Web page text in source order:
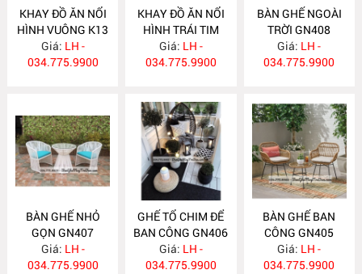
KHAY ĐỒ ĂN NỔI
HÌNH VUÔNG K13
Giá: LH -
034.775.9900
KHAY ĐỒ ĂN NỔI
HÌNH TRÁI TIM
K12
Giá: LH -
034.775.9900
BÀN GHẾ NGOÀI
TRỜI GN408
Giá: LH -
034.775.9900
BÀN GHẾ NHỎ
GỌN GN407
Giá: LH -
034.775.9900
GHẾ TỔ CHIM ĐỂ
BAN CÔNG GN406
Giá: LH -
034.775.9900
BÀN GHẾ BAN
CÔNG GN405
Giá: LH -
034.775.9900